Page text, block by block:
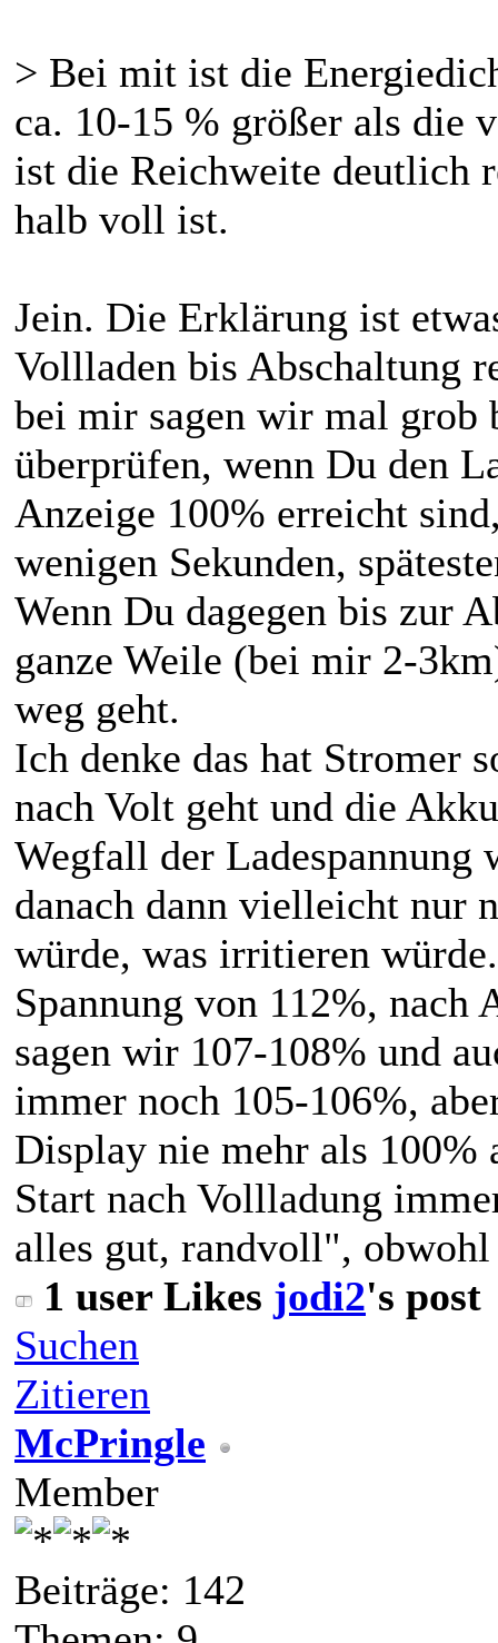
> Bei mit ist die
ca. 10-15 % größer als die
ist die Reichweite deutlich
halb voll ist.
Jein. Die Erklärung ist
Vollladen bis Abschaltung
bei mir sagen wir mal grob
überprüfen, wenn Du den
Anzeige 100% erreicht
wenigen Sekunden,
Wenn Du dagegen bis zur
ganze Weile (bei mir 2-
weg geht.
Ich denke das hat Stromer
nach Volt geht und die
Wegfall der Ladespannung
danach dann vielleicht nur
würde, was irritieren
Spannung von 112%,
sagen wir 107-108% und
immer noch 105-106%,
Display nie mehr als 100%
Start nach Vollladung
alles gut, randvoll",
1 user Likes jodi2's post
Suchen
Zitieren
McPringle
Member
Beiträge: 142